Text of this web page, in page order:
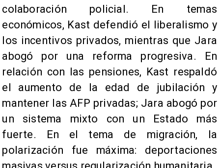
colaboración policial. En temas
económicos, Kast defendió el liberalismo y
los incentivos privados, mientras que Jara
abogó por una reforma progresiva. En
relación con las pensiones, Kast respaldó
el aumento de la edad de jubilación y
mantener las AFP privadas; Jara abogó por
un sistema mixto con un Estado más
fuerte. En el tema de migración, la
polarización fue máxima: deportaciones